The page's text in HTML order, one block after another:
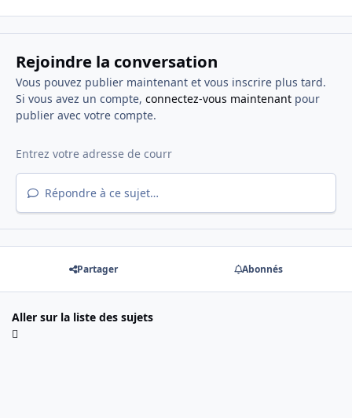
Rejoindre la conversation
Vous pouvez publier maintenant et vous inscrire plus tard.
Si vous avez un compte, connectez-vous maintenantpour
publier avec votre compte.
Répondre à ce sujet…
Partager Abonnés
Aller sur la liste des sujets